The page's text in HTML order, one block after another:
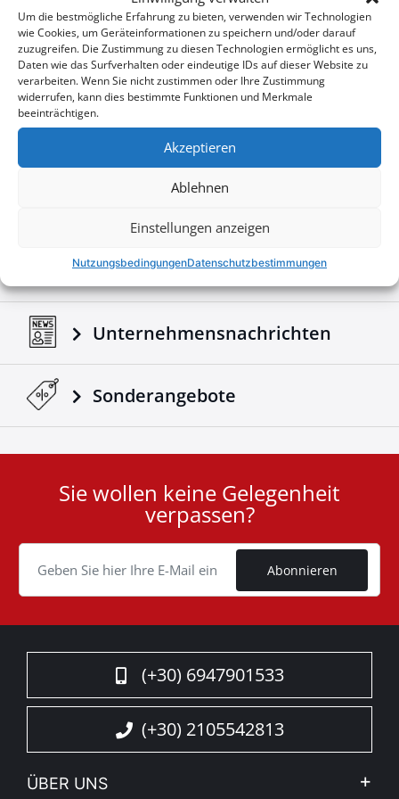
Um die bestmögliche Erfahrung zu bieten, verwenden wir Technologien
wie Cookies, um Geräteinformationen zu speichern und/oder darauf
zuzugreifen. Die Zustimmung zu diesen Technologien ermöglicht es uns,
Daten wie das Surfverhalten oder eindeutige IDs auf dieser Website zu
verarbeiten. Wenn Sie nicht zustimmen oder Ihre Zustimmung
widerrufen, kann dies bestimmte Funktionen und Merkmale
beeinträchtigen.
Akzeptieren
Ablehnen
Einstellungen anzeigen
NutzungsbedingungenDatenschutzbestimmungen
Unsere schwarze matte Beschichtung enthält PP 600
Ammos feinpudrig-texturiertes Pulver für
Langlebigkeit und gleichmäßiges Finish, zertifiziert von
QUALICOAT (Klasse 2 - Kategorie 1,
Zulassungsnummer P-0780). Mit einer Schichtdicke
von 60-100 Mikron unter Verwendung modernster
elektrostatischer oder Trio-Ladungsmethoden
aufgetragen und bei 190°C ausgehärtet, bietet diese
Beschichtung dauerhafte Widerstandsfähigkeit. Das
Engagement von Neokem für Qualität und
Beschichtung den ISO 9001:2015- und ISO
Produkt bietet, das der Zeit und den Elementen
standhält.
Verwandeln Sie Ihren Truck mit dem sportlichen
Ausdruck von Stärke, Sicherheit und Raffinesse für
Ihren 4x4.
Brochures - Isuzu e-brochure
Brochures - Tessera4x4 2026 e-brochure
Konfigurator
herunterladen
Unternehmensnachrichten
Sonderangebote
Cookie
Sie wollen keine Gelegenheit
verpassen?
Abonnieren
(+30) 6947901533
(+30) 2105542813
ÜBER UNS